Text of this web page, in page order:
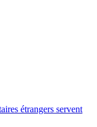
étrangers servent